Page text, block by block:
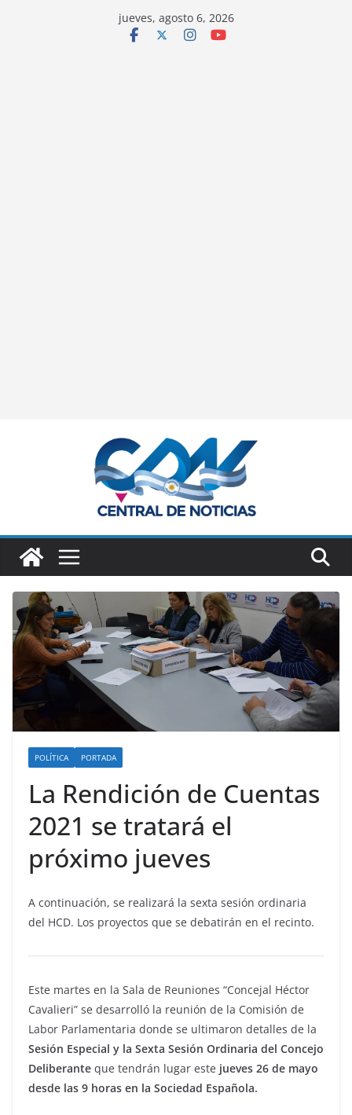
jueves, agosto 6, 2026
POLÍTICA PORTADA
La Rendición de Cuentas
2021 se tratará el
próximo jueves
A continuación, se realizará la sexta sesión ordinaria
del HCD. Los proyectos que se debatirán en el recinto.
Este martes en la Sala de Reuniones “Concejal Héctor
Cavalieri” se desarrolló la reunión de la Comisión de
Labor Parlamentaria donde se ultimaron detalles de la
Sesión Especial y la Sexta Sesión Ordinaria del Concejo
Deliberante que tendrán lugar este jueves 26 de mayo
desde las 9 horas en la Sociedad Española.